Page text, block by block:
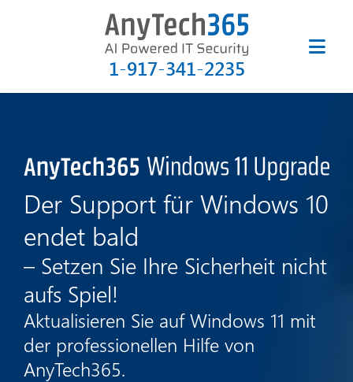
1-917-341-2235
Der Support für Windows 10
endet bald
– Setzen Sie Ihre Sicherheit nicht
aufs Spiel!
Aktualisieren Sie auf Windows 11 mit
der professionellen Hilfe von
AnyTech365.